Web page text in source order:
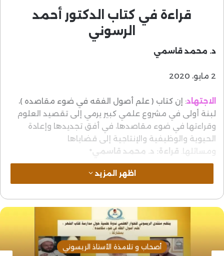
قراءة في كتاب الدكتور أحمد
الرسوني
د. محمد قاسمي
2 مايو، 2020
الاجتهاد: إن كتاب ( علم أصول الفقه في ضوء مقاصده )،
لبنة أولى في مشروع علمي كبير يرمي إلى تقصيد العلوم
وقراءتها في ضوء مقاصدها، في أفق تجديدها وإعادة
الحيوية والوظيفية والإنتاجية إلى قضاياها
ومسائلها. قراءة: د. محمد قاسمي*
أحمد الريسوني، ذكرت المقاصد والأصول
في هذه القراءة الخوض في تفاصيل سيرته العلمية،
ومساره المهني المرتبط في غالبه بمجال تخصصه الذي هو
علم أصول الفقه ومقاصد الشريعة تنظيرا وتنزيلا،
فالمؤلف أشهر من نار على علم في العلم والفكر، غير أن
اظهر المزيد
أصحاب و تلامذة الأستاذ الريسوني